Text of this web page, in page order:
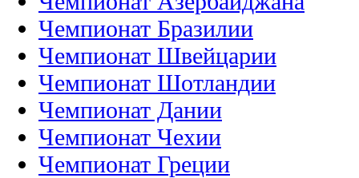
Чемпионат Бразилии
Чемпионат Швейцарии
Чемпионат Шотландии
Чемпионат Дании
Чемпионат Чехии
Чемпионат Греции